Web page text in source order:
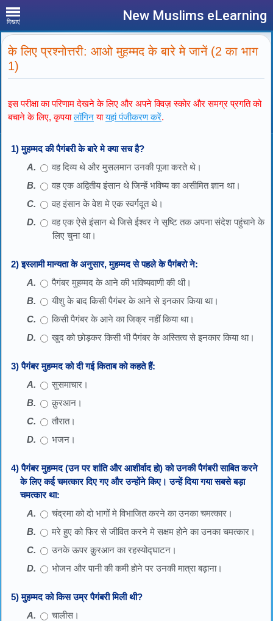
दिखाएं New Muslims eLearning
के लिए प्रश्नोत्तरी: आओ मुहम्मद के बारे मे जानें (2 का भाग
1)
इस परीक्षा का परिणाम देखने के लिए और अपने क्विज़ स्कोर और समग्र प्रगति को
बचाने के लिए, कृपयालॉगिनयायहां पंजीकरण करें.
1) मुहम्मद की पैगंबरी के बारे मे क्या सच है?
वह दिव्य थे और मुसलमान उनकी पूजा करते थे।
वह एक अद्वितीय इंसान थे जिन्हें भविष्य का असीमित ज्ञान था।
वह इंसान के वेश मे एक स्वर्गदूत थे।
वह एक ऐसे इंसान थे जिसे ईश्वर ने सृष्टि तक अपना संदेश पहुंचाने के
लिए चुना था।
2) इस्लामी मान्यता के अनुसार, मुहम्मद से पहले के पैगंबरो ने:
पैगंबर मुहम्मद के आने की भविष्यवाणी की थी।
यीशु के बाद किसी पैगंबर के आने से इनकार किया था।
किसी पैगंबर के आने का जिक्र नहीं किया था।
खुद को छोड़कर किसी भी पैगंबर के अस्तित्व से इनकार किया था।
3) पैगंबर मुहम्मद को दी गई किताब को कहते हैं:
सुसमाचार।
क़ुरआन।
तौरात।
भजन।
4) पैगंबर मुहम्मद (उन पर शांति और आशीर्वाद हो) को उनकी पैगंबरी साबित करने
के लिए कई चमत्कार दिए गए और उन्होंने किए। उन्हें दिया गया सबसे बड़ा
चमत्कार था:
चंद्रमा को दो भागों मे विभाजित करने का उनका चमत्कार।
मरे हुए को फिर से जीवित करने मे सक्षम होने का उनका चमत्कार।
उनके ऊपर क़ुरआन का रहस्योद्घाटन।
भोजन और पानी की कमी होने पर उनकी मात्रा बढ़ाना।
5) मुहम्मद को किस उम्र पैगंबरी मिली थी?
चालीस।